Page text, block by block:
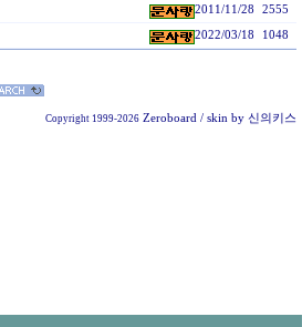
2011/11/28 2555
2022/03/18 1048
Copyright 1999-2026 Zeroboard / skin by 신의키스